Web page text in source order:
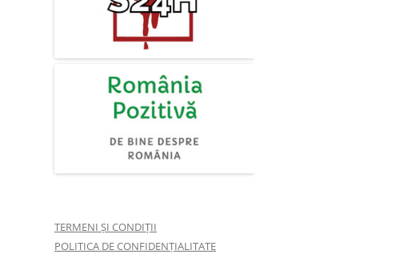
TERMENI ȘI CONDIȚII
POLITICA DE CONFIDENȚIALITATE